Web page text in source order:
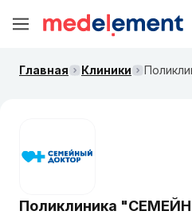
Главная Клиники
Поликлиника